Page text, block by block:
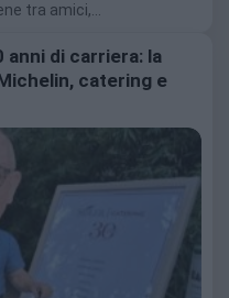
tra amici,…
anni di carriera: la
catering e